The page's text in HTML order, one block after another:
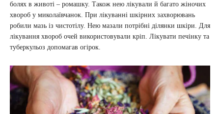
болях в животі – ромашку. Також нею лікували й багато жіночих
хвороб у миколаївчанок. При лікуванні шкірних захворювань
робили мазь із чистотілу. Нею мазали потрібні ділянки шкіри. Для
лікування хвороб очей використовували кріп. Лікувати печінку та
туберкульоз допомагав огірок.